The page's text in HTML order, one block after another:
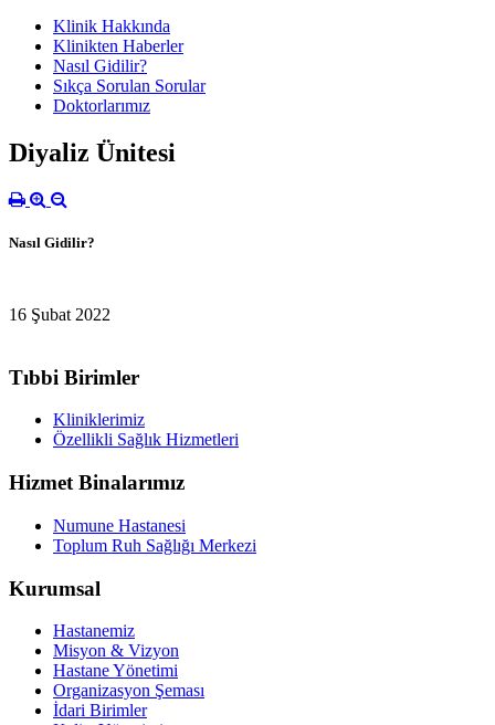
Klinik Hakkında
Klinikten Haberler
Nasıl Gidilir?
Sıkça Sorulan Sorular
Doktorlarımız
Diyaliz Ünitesi
Nasıl Gidilir?
16 Şubat 2022
Tıbbi Birimler
Kliniklerimiz
Özellikli Sağlık Hizmetleri
Hizmet Binalarımız
Numune Hastanesi
Toplum Ruh Sağlığı Merkezi
Kurumsal
Hastanemiz
Misyon & Vizyon
Hastane Yönetimi
Organizasyon Şeması
İdari Birimler